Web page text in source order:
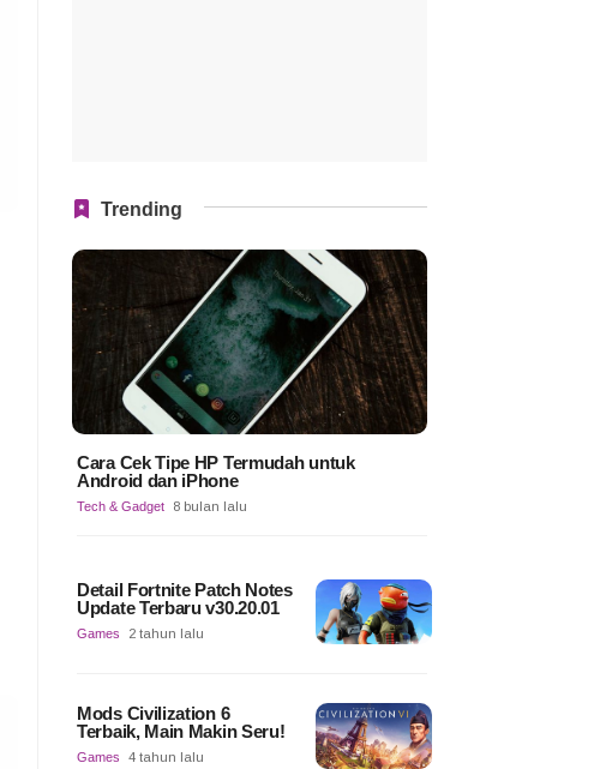
Trending
Cara Cek Tipe HP Termudah untuk
Android dan iPhone
Tech & Gadget 8 bulan lalu
Detail Fortnite Patch Notes
Update Terbaru v30.20.01
Games 2 tahun lalu
Mods Civilization 6
Terbaik, Main Makin Seru!
Games 4 tahun lalu